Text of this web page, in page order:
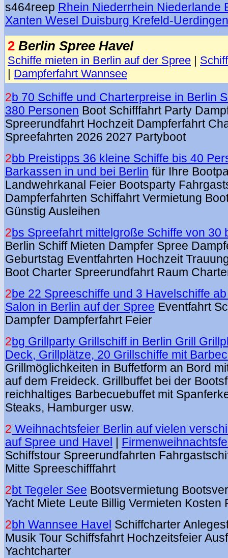
s464reep Rhein Niederrhein Niederlande
Xanten Wesel Duisburg Krefeld-Uerdingen
2 Berlin Spree Havel
Schiffe mieten in Berlin auf der Spree |
| Dampferfahrt Wannsee
2b 70 Schiffe und Charterpreise in Berlin
380 Personen Boot Schifffahrt Party
Spreerundfahrt Hochzeit Dampferfahrt
Spreefahrten 2026 2027 Partyboot
2bb Preistipps 36 kleine Schiffe bis 40
Barkassen in und bei Berlin für Ihre
Landwehrkanal Feier Bootsparty
Dampferfahrten Schiffahrt Vermietung
Günstig Ausleihen
2bs Spreefahrt mittelgroße Schiffe von 30
Berlin Schiff Mieten Dampfer Spree
Geburtstag Eventfahrten Hochzeit
Boot Charter Spreerundfahrt Raum
2be 22 Spreeschiffe und 3 Havelschiffe
Salon in Berlin auf der Spree Eventfahrt
Dampfer Dampferfahrt Feier
2bg Grillparty Grillschiff in Berlin Grill
Deck, Grillplätze, 20 Grillschiffe mit
Grillmöglichkeiten in Buffetform an Bord
auf dem Freideck. Grillbuffet bei der
reichhaltiges Barbecuebuffet mit
Steaks, Hamburger usw.
2 Weihnachtsfeier Berlin auf vielen
auf Spree und Havel
Schiffstour Spreerundfahrten
Mitte Spreeschifffahrt
2bt Tegeler See Bootsvermietung
Yacht Miete Leute Billig Vermieten Kosten
2bh Wannsee Havel Schiffcharter
Musik Tour Schiffsfahrt Hochzeitsfeier
Yachtcharter